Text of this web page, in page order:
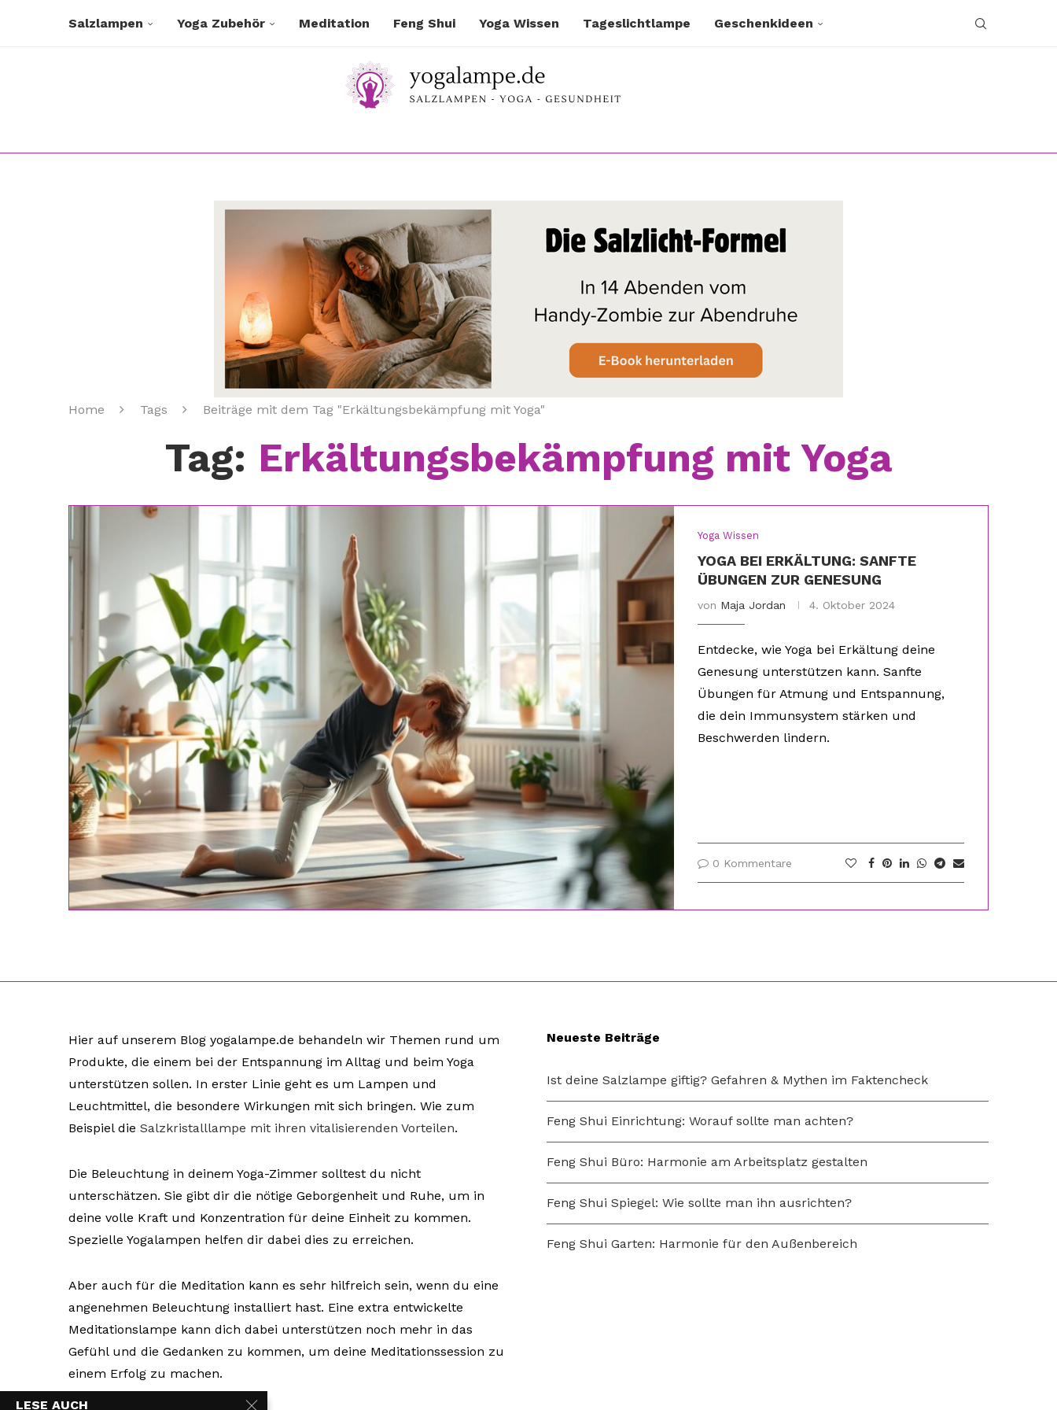
Salzlampen Yoga Zubehör Meditation Feng Shui Yoga Wissen Tageslichtlampe Geschenkideen
Home Tags Beiträge mit dem Tag "Erkältungsbekämpfung mit Yoga"
Tag: Erkältungsbekämpfung mit Yoga
Yoga Wissen
YOGA BEI ERKÄLTUNG: SANFTE
ÜBUNGEN ZUR GENESUNG
von Maja Jordan 4. Oktober 2024
Entdecke, wie Yoga bei Erkältung deine
Genesung unterstützen kann. Sanfte
Übungen für Atmung und Entspannung,
die dein Immunsystem stärken und
Beschwerden lindern.
0 Kommentare
Hier auf unserem Blog yogalampe.de behandeln wir Themen rund um
Produkte, die einem bei der Entspannung im Alltag und beim Yoga
unterstützen sollen. In erster Linie geht es um Lampen und
Leuchtmittel, die besondere Wirkungen mit sich bringen. Wie zum
Beispiel die Salzkristalllampe mit ihren vitalisierenden Vorteilen.
Die Beleuchtung in deinem Yoga-Zimmer solltest du nicht
unterschätzen. Sie gibt dir die nötige Geborgenheit und Ruhe, um in
deine volle Kraft und Konzentration für deine Einheit zu kommen.
Spezielle Yogalampen helfen dir dabei dies zu erreichen.
Aber auch für die Meditation kann es sehr hilfreich sein, wenn du eine
angenehmen Beleuchtung installiert hast. Eine extra entwickelte
Meditationslampe kann dich dabei unterstützen noch mehr in das
Gefühl und die Gedanken zu kommen, um deine Meditationssession zu
einem Erfolg zu machen.
Neueste Beiträge
Ist deine Salzlampe giftig? Gefahren & Mythen im Faktencheck
Feng Shui Einrichtung: Worauf sollte man achten?
Feng Shui Büro: Harmonie am Arbeitsplatz gestalten
Feng Shui Spiegel: Wie sollte man ihn ausrichten?
Feng Shui Garten: Harmonie für den Außenbereich
LESE AUCH